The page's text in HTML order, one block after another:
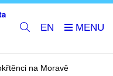
EN
na Moravě